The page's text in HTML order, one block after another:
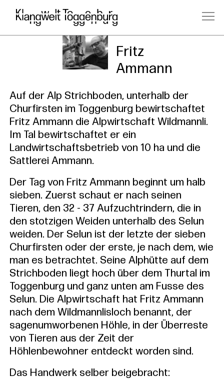
Fritz
Ammann
Auf der Alp Strichboden, unterhalb der
Churfirsten im Toggenburg bewirtschaftet
Fritz Ammann die Alpwirtschaft Wildmannli.
Im Tal bewirtschaftet er ein
Landwirtschaftsbetrieb von 10 ha und die
Sattlerei Ammann.
Der Tag von Fritz Ammann beginnt um halb
sieben. Zuerst schaut er nach seinen
Tieren, den 32 - 37 Aufzuchtrindern, die in
den stotzigen Weiden unterhalb des Selun
weiden. Der Selun ist der letzte der sieben
Churfirsten oder der erste, je nach dem, wie
man es betrachtet. Seine Alphütte auf dem
Strichboden liegt hoch über dem Thurtal im
Toggenburg und ganz unten am Fusse des
Selun. Die Alpwirtschaft hat Fritz Ammann
nach dem Wildmannlisloch benannt, der
sagenumworbenen Höhle, in der Überreste
von Tieren aus der Zeit der
Höhlenbewohner entdeckt worden sind.
Das Handwerk selber beigebracht: